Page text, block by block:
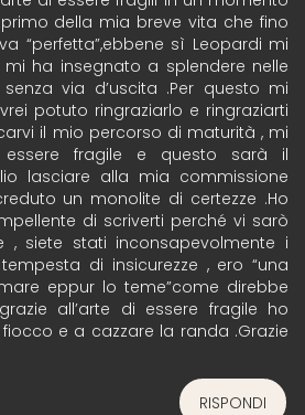
della mia breve vita che fino
“perfetta”,ebbene sì Leopardi mi
ha insegnato a splendere nelle
via d’uscita .Per questo mi
potuto ringraziarlo e ringraziarti
il mio percorso di maturità , mi
fragile e questo sarà il
lasciare alla mia commissione
un monolite di certezze .Ho
di scriverti perché vi sarò
, siete stati inconsapevolmente i
di insicurezze , ero “una
eppur lo teme”come direbbe
all’arte di essere fragile ho
e a cazzare la randa .Grazie
RISPONDI